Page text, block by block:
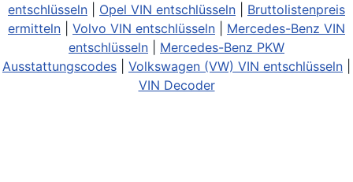
entschlüsseln
Opel VIN entschlüsseln
Bruttolistenpreis
ermitteln
Volvo VIN entschlüsseln
Mercedes-Benz VIN
entschlüsseln
Mercedes-Benz PKW
Ausstattungscodes
Volkswagen (VW) VIN entschlüsseln
VIN Decoder